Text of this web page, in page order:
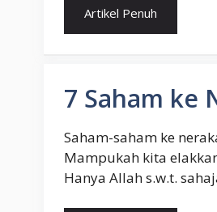
Artikel Penuh
7 Saham ke
Saham-saham ke
Mampukah kita
Hanya Allah s.w.t.